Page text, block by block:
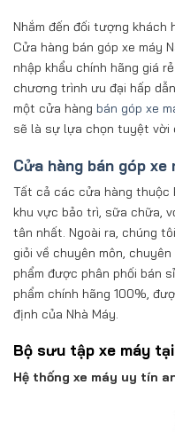
Nhắm đến đối tượng khách
Cửa hàng bán góp xe máy
nhập khẩu chính hãng giá
chương trình ưu đại hấp
một cửa hàng bán góp xe
sẽ là sự lựa chọn tuyệt vời
Cửa hàng bán góp xe
Tất cả các cửa hàng thuộc
khu vực bảo trì, sữa chữa,
tân nhất. Ngoài ra, chúng
giỏi về chuyên môn,
phẩm được phân phối bán
phẩm chính hãng 100%,
định của Nhà Máy.
Bộ sưu tập xe máy
Hệ thống xe máy uy tín